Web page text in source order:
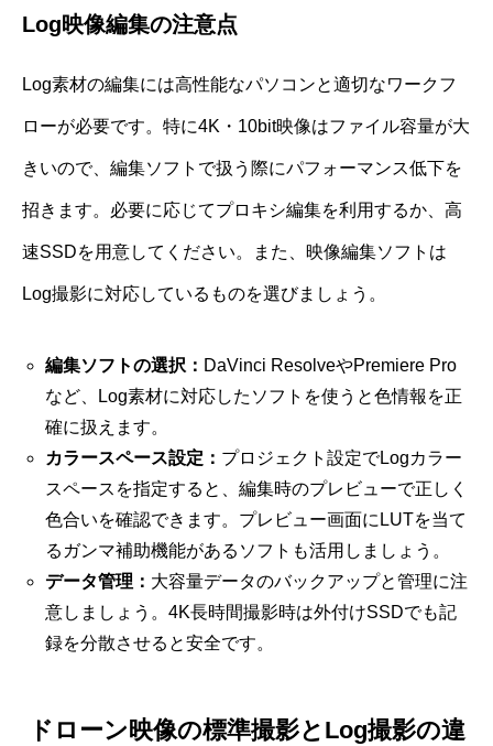
Log映像編集の注意点
Log素材の編集には高性能なパソコンと適切なワークフ
ローが必要です。特に4K・10bit映像はファイル容量が大
きいので、編集ソフトで扱う際にパフォーマンス低下を
招きます。必要に応じてプロキシ編集を利用するか、高
速SSDを用意してください。また、映像編集ソフトは
Log撮影に対応しているものを選びましょう。
編集ソフトの選択： DaVinci ResolveやPremiere Pro
など、Log素材に対応したソフトを使うと色情報を正
確に扱えます。
カラースペース設定： プロジェクト設定でLogカラー
スペースを指定すると、編集時のプレビューで正しく
色合いを確認できます。プレビュー画面にLUTを当て
るガンマ補助機能があるソフトも活用しましょう。
データ管理： 大容量データのバックアップと管理に注
意しましょう。4K長時間撮影時は外付けSSDでも記
録を分散させると安全です。
ドローン映像の標準撮影とLog撮影の違